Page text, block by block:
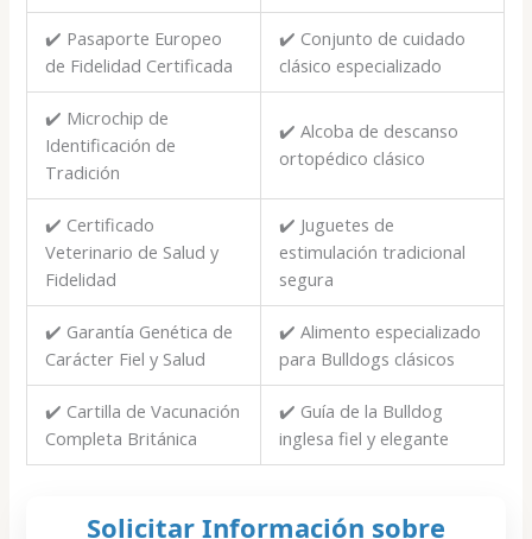
✔️ Pasaporte Europeo
de Fidelidad Certificada
✔️ Conjunto de cuidado
clásico especializado
✔️ Microchip de
Identificación de
Tradición
✔️ Alcoba de descanso
ortopédico clásico
✔️ Certificado
Veterinario de Salud y
Fidelidad
✔️ Juguetes de
estimulación tradicional
segura
✔️ Garantía Genética de
Carácter Fiel y Salud
✔️ Alimento especializado
para Bulldogs clásicos
✔️ Cartilla de Vacunación
Completa Británica
✔️ Guía de la Bulldog
inglesa fiel y elegante
Solicitar Información sobre